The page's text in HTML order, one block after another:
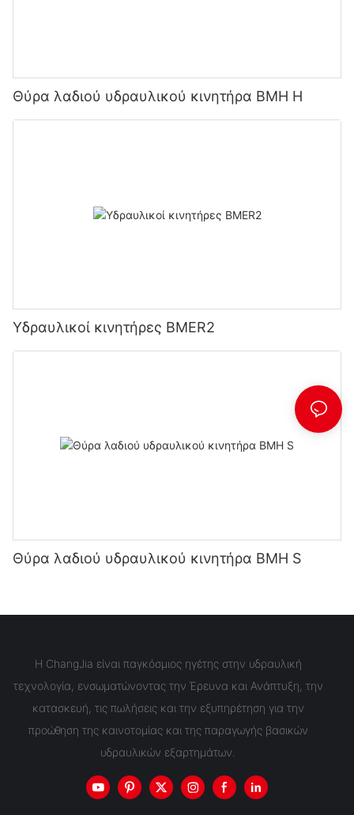
Θύρα λαδιού υδραυλικού κινητήρα BMH H
Υδραυλικοί κινητήρες BMER2
Θύρα λαδιού υδραυλικού κινητήρα BMH S
Η ChangJia είναι παγκόσμιος ηγέτης στην υδραυλική
τεχνολογία, ενσωματώνοντας την Έρευνα και Ανάπτυξη, την
κατασκευή, τις πωλήσεις και την εξυπηρέτηση για την
προώθηση της καινοτομίας και της παραγωγής βασικών
υδραυλικών εξαρτημάτων.